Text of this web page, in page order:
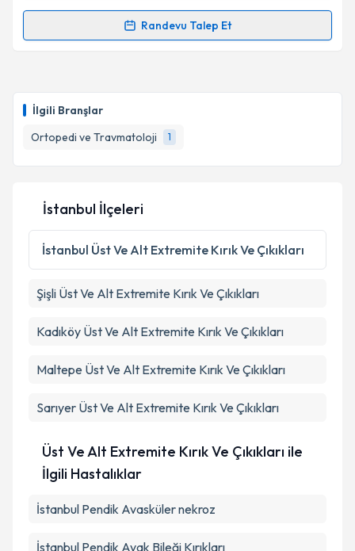
İlgili Branşlar
Ortopedi ve Travmatoloji
1
Kişisel verilerimin işlenmesine ilişkin
Metni'ni okudum ve kişisel verilerimin belirtilen
Randevu Talep Et
Randevu Takvimi Talebi
takvim hazırlandığında e-posta ile bilgilendireceğiz.
Kişisel verilerimin işlenmesine ilişkinAydınlatma
Metni
'ni okudum ve kişisel verilerimin belirtilen
kapsamda işlenmesini kabul ediyorum.
İstanbul İlçeleri
İstanbul Üst Ve Alt Extremite Kırık Ve Çıkıkları
Şişli Üst Ve Alt Extremite Kırık Ve Çıkıkları
Kadıköy Üst Ve Alt Extremite Kırık Ve Çıkıkları
Maltepe Üst Ve Alt Extremite Kırık Ve Çıkıkları
Sarıyer Üst Ve Alt Extremite Kırık Ve Çıkıkları
Üst Ve Alt Extremite Kırık Ve Çıkıkları ile
İlgili Hastalıklar
İstanbul Pendik Avasküler nekroz
İstanbul Pendik Ayak Bileği Kırıkları